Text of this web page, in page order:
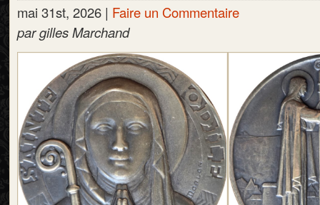
mai 31st, 2026 | Faire un Commentaire
par gilles Marchand